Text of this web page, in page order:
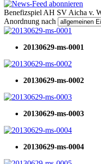
Benefizspiel AH SV Aicha v.
Anordnung nach
20130629-ms-0001
20130629-ms-0002
20130629-ms-0003
20130629-ms-0004